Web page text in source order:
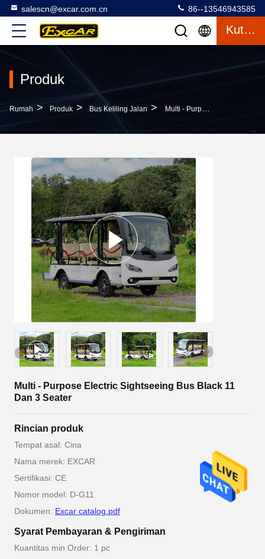
salescn@excar.com.cn 86--13546943585
Kutipan
Produk
Rumah > Produk > Bus Keliling Jalan > Multi - Purpose Electric Sightseeing Bus Black 11 Dan 3 Seater
Multi - Purpose Electric Sightseeing Bus Black 11
Dan 3 Seater
Rincian produk
Tempat asal: Cina
Nama merek: EXCAR
Sertifikasi: CE
Nomor model: D-G11
Dokumen: Excar catalog.pdf
Syarat Pembayaran & Pengiriman
Kuantitas min Order: 1 pc